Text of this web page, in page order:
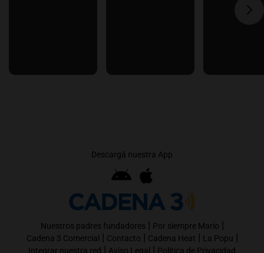
Descargá nuestra App
Nuestros padres fundadores | Por siempre Mario |
Cadena 3 Comercial | Contacto | Cadena Heat | La Popu |
Integrar nuestra red | Aviso Legal | Política de Privacidad